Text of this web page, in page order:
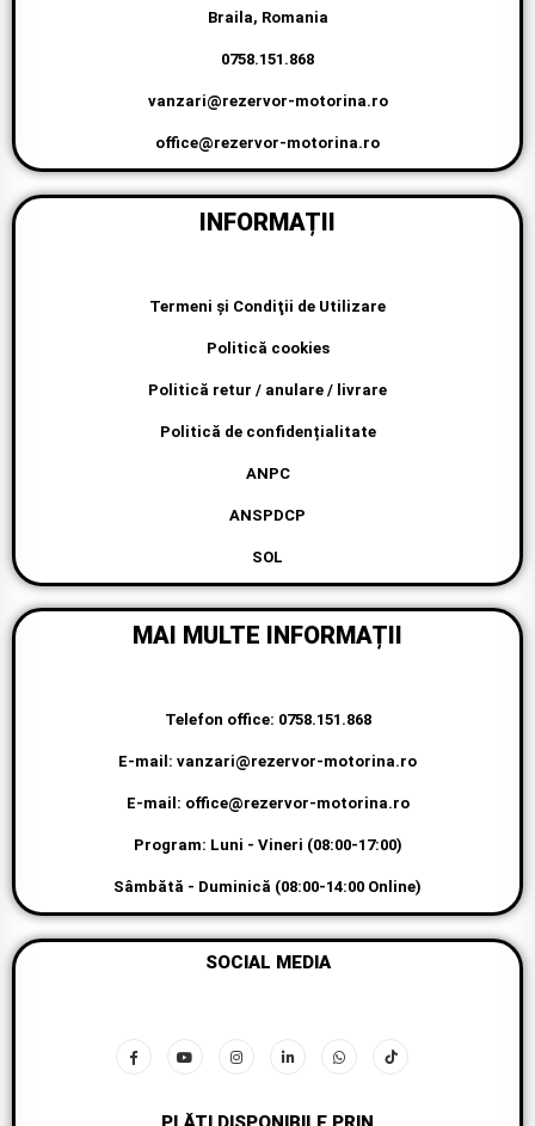
Braila, Romania
vanzari@rezervor-motorina.ro
office@rezervor-motorina.ro
INFORMAȚII
Termeni şi Condiţii de Utilizare
Politică de confidențialitate
MAI MULTE INFORMAȚII
E-mail: vanzari@rezervor-motorina.ro
E-mail: office@rezervor-motorina.ro
Program: Luni - Vineri (08:00-17:00)
Sâmbătă - Duminică (08:00-14:00 Online)
SOCIAL MEDIA